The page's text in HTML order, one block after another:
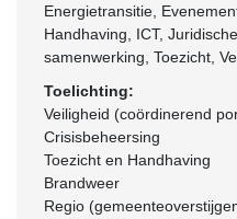
Energietransitie,
Handhaving, ICT,
samenwerking, Toezicht,
Toelichting:
Veiligheid (coördinerend
Crisisbeheersing
Toezicht en Handhaving
Brandweer
Regio